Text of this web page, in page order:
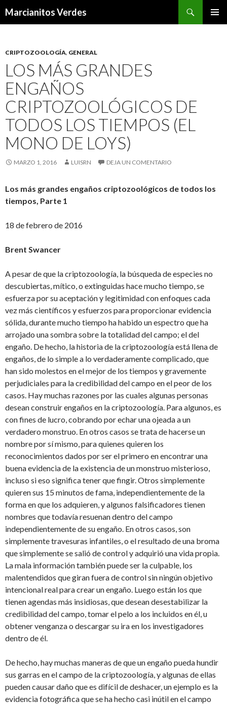
Marcianitos Verdes
CRIPTOZOOLOGÍA, GENERAL
LOS MÁS GRANDES
ENGAÑOS
CRIPTOZOOLÓGICOS DE
TODOS LOS TIEMPOS (EL
MONO DE LOYS)
MARZO 1, 2016 LUISRN DEJA UN COMENTARIO
Los más grandes engaños criptozoológicos de todos los
tiempos, Parte 1
18 de febrero de 2016
Brent Swancer
A pesar de que la criptozoología, la búsqueda de especies no
descubiertas, mítico, o extinguidas hace mucho tiempo, se
esfuerza por su aceptación y legitimidad con enfoques cada
vez más científicos y esfuerzos para proporcionar evidencia
sólida, durante mucho tiempo ha habido un espectro que ha
arrojado una sombra sobre la totalidad del campo; el del
engaño. De hecho, la historia de la criptozoología está llena de
engaños, de lo simple a lo verdaderamente complicado, que
han sido molestos en el mejor de los tiempos y gravemente
perjudiciales para la credibilidad del campo en el peor de los
casos. Hay muchas razones por las cuales algunas personas
desean construir engaños en la criptozoología. Para algunos, es
con fines de lucro, cobrando por echar una ojeada a un
verdadero monstruo. En otros casos se trata de hacerse un
nombre por sí mismo, para quienes quieren los
reconocimientos dados por ser el primero en encontrar una
buena evidencia de la existencia de un monstruo misterioso,
incluso si eso significa tener que fingir. Otros simplemente
quieren sus 15 minutos de fama, independientemente de la
forma en que los adquieren, y algunos falsificadores tienen
nombres que todavía resuenan dentro del campo
independientemente de su engaño. En otros casos, son
simplemente travesuras infantiles, o el resultado de una broma
que simplemente se salió de control y adquirió una vida propia.
La mala información también puede ser la culpable, los
malentendidos que giran fuera de control sin ningún objetivo
intencional real para crear un engaño. Luego están los que
tienen agendas más insidiosas, que desean desestabilizar la
credibilidad del campo, tomar el pelo a los incluidos en él, u
obtener venganza o descargar su ira en los investigadores
dentro de él.
De hecho, hay muchas maneras de que un engaño pueda hundir
sus garras en el campo de la criptozoología, y algunas de ellas
pueden causar daño que es difícil de deshacer, un ejemplo es la
evidencia fotográfica que se ha hecho casi inútil en el campo